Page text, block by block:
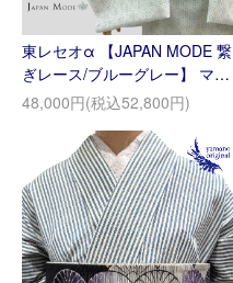
東レセオα 【JAPAN MODE 繋
ぎレース/ブルーグレー】 マイ
サイズオーダー
48,000円(税込52,800円)